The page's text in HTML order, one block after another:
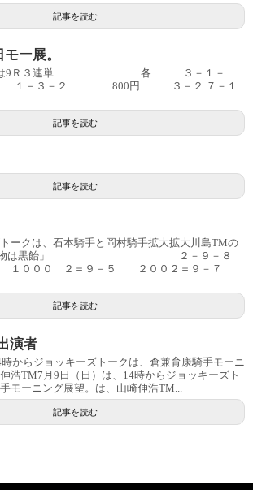
記事を読む
ー展。
スメは9Ｒ３連単 各 ３－１－
－３－２ 800円 ３－２.７－１.
記事を読む
記事を読む
ークは、石本騎手と岡村騎手拡大拡大川島TMの
R「好物は黒飴」 ２－９－８
８ １０００ ２＝９－５ ２００２＝９－７
記事を読む
演者
からジョッキーズトークは、倉兼育康騎手モーニ
浩TM7月9日（日）は、14時からジョッキーズト
モーニング展望。は、山崎伸浩TM...
記事を読む